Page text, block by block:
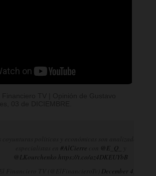
#AlCierre @E_Q_
@LKourchenko https://t.co/az4DKEUYbB
December 4, 2024